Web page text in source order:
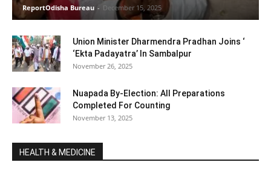
ReportOdisha Bureau - December 15, 2025
Union Minister Dharmendra Pradhan Joins ‘
‘Ekta Padayatra’ In Sambalpur
November 26, 2025
Nuapada By-Election: All Preparations
Completed For Counting
November 13, 2025
HEALTH & MEDICINE